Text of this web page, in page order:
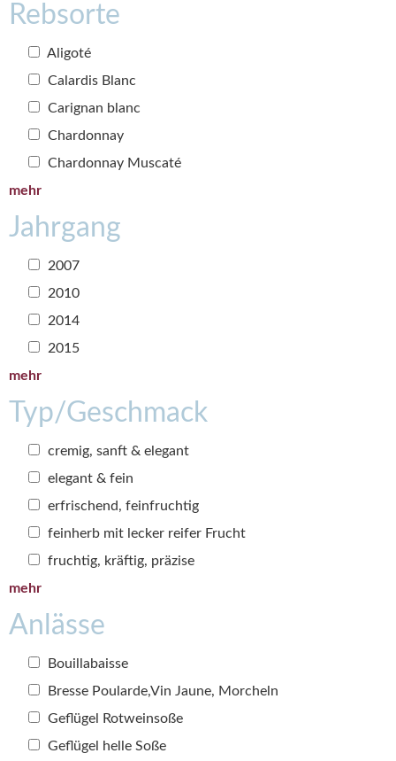
Rebsorte
Aligoté
Calardis Blanc
Carignan blanc
Chardonnay
Chardonnay Muscaté
mehr
Jahrgang
2007
2010
2014
2015
mehr
Typ/Geschmack
cremig, sanft & elegant
elegant & fein
erfrischend, feinfruchtig
feinherb mit lecker reifer Frucht
fruchtig, kräftig, präzise
mehr
Anlässe
Bouillabaisse
Bresse Poularde,Vin Jaune, Morcheln
Geflügel Rotweinsoße
Geflügel helle Soße